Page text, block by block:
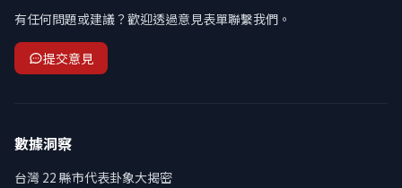
有任何問題或建議？歡迎透過意見表單聯繫我們。
提交意見
數據洞察
台灣 22 縣市代表卦象大揭密